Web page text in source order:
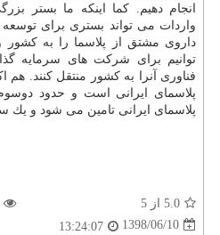
انجام دهیم. كما اینكه ما بستر
واردات می تواند بستری برای
داروی مشتق از پلاسما را به كشور
توانیم برای شركت های سرمایه
پلاسمای ایرانی است و حدود
پلاسمای ایرانی تامین می شود و یك
5.0 از 5
1398/06/10
13:24:07